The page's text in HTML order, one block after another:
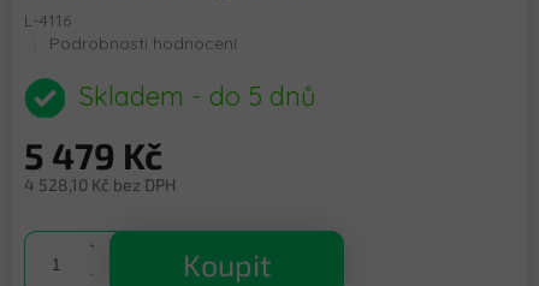
L-4116
Průměrné
produktu
je
z
5
Podrobnosti hodnocení
Skladem - do 5 dnů
5 479 Kč
4 528,10 Kč bez DPH
cena:
Koupit